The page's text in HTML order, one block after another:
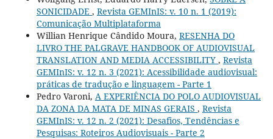
SONICIDADE , Revista GEMInIS: v. 10 n. 1 (2019):
Comunicação Multiplataforma
Willian Henrique Cândido Moura, RESENHA DO
LIVRO THE PALGRAVE HANDBOOK OF AUDIOVISUAL
TRANSLATION AND MEDIA ACCESSIBILITY , Revista
GEMInIS: v. 12 n. 3 (2021): Acessibilidade audiovisual:
práticas de tradução e linguagem - Parte 1
Pedro Varoni, A EXPERIÊNCIA DO POLO AUDIOVISUAL
DA ZONA DA MATA DE MINAS GERAIS , Revista
GEMInIS: v. 12 n. 2 (2021): Desafios, Tendências e
Pesquisas: Roteiros Audiovisuais - Parte 2